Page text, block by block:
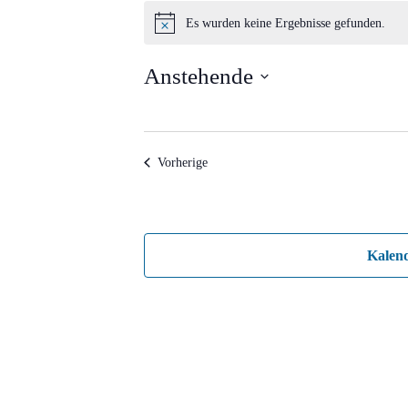
Veranstaltungen
Hinweis
Es wurden keine Ergebnisse gefunden.
Anstehende
VorherigeVeranstaltungen